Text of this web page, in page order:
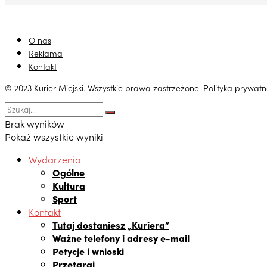
O nas
Reklama
Kontakt
© 2023 Kurier Miejski. Wszystkie prawa zastrzeżone. Polityka
Brak wyników
Pokaż wszystkie wyniki
Wydarzenia
Ogólne
Kultura
Sport
Kontakt
Tutaj dostaniesz „Kuriera”
Ważne telefony i adresy e-mail
Petycje i wnioski
Przetargi